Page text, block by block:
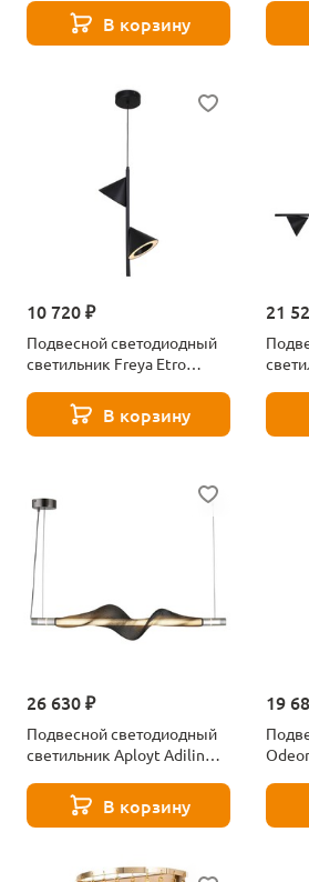
В корзину
10 720 ₽
Подвесной светодиодный
светильник Freya Etro
В корзину
21
26 630 ₽
Подвесной светодиодный
светильник Aployt Adilin
В корзину
19